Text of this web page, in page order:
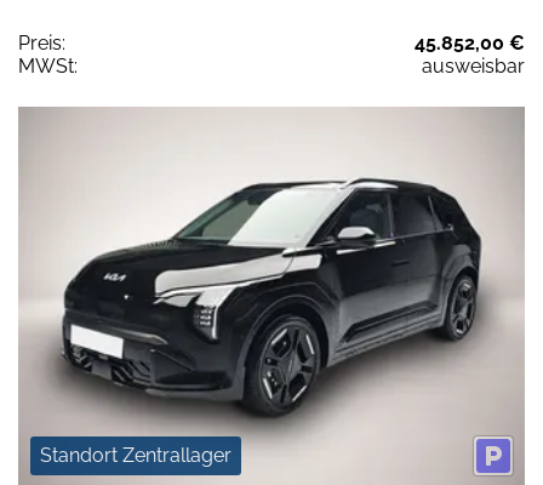
Preis:
45.852,00 €
MWSt:
ausweisbar
Standort Zentrallager